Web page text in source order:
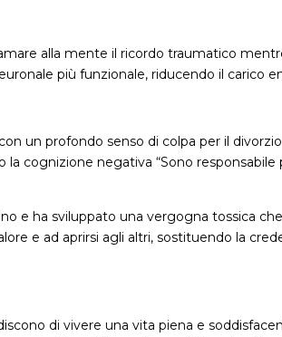
alla mente il ricordo traumatico
più funzionale, riducendo il carico
un profondo senso di colpa per il
cognizione negativa “Sono
e ha sviluppato una vergogna tossica
e ad aprirsi agli altri, sostituendo la
di vivere una vita piena e